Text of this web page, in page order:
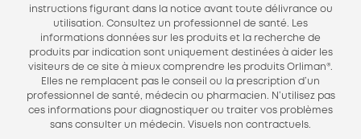
instructions figurant dans la notice avant toute délivrance ou
utilisation. Consultez un professionnel de santé. Les
informations données sur les produits et la recherche de
produits par indication sont uniquement destinées à aider les
visiteurs de ce site à mieux comprendre les produits Orliman®.
Elles ne remplacent pas le conseil ou la prescription d’un
professionnel de santé, médecin ou pharmacien. N’utilisez pas
ces informations pour diagnostiquer ou traiter vos problèmes
sans consulter un médecin. Visuels non contractuels.